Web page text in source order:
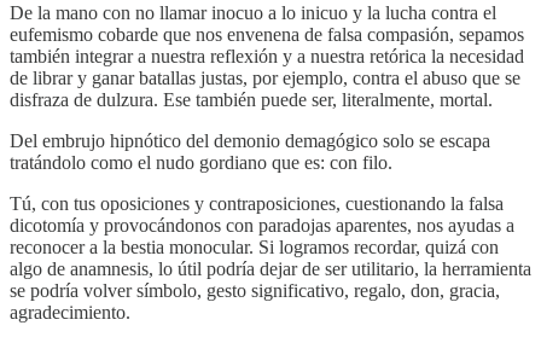
De la mano con no llamar inocuo a lo inicuo y la lucha contra el
eufemismo cobarde que nos envenena de falsa compasión, sepamos
también integrar a nuestra reflexión y a nuestra retórica la necesidad
de librar y ganar batallas justas, por ejemplo, contra el abuso que se
disfraza de dulzura. Ese también puede ser, literalmente, mortal.
Del embrujo hipnótico del demonio demagógico solo se escapa
tratándolo como el nudo gordiano que es: con filo.
Tú, con tus oposiciones y contraposiciones, cuestionando la falsa
dicotomía y provocándonos con paradojas aparentes, nos ayudas a
reconocer a la bestia monocular. Si logramos recordar, quizá con
algo de anamnesis, lo útil podría dejar de ser utilitario, la herramienta
se podría volver símbolo, gesto significativo, regalo, don, gracia,
agradecimiento.